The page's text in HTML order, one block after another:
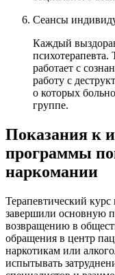
Сеансы
Каждый
работает с
работу с
о которых
группе.
Показания к
программы
наркомании
Терапевтический
завершили основную
возвращению в
обращения в центр
наркотикам или
испытывать